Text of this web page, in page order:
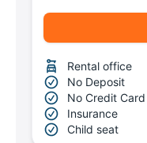
Rental office
No Deposit
No Credit Card
Insurance
Child seat